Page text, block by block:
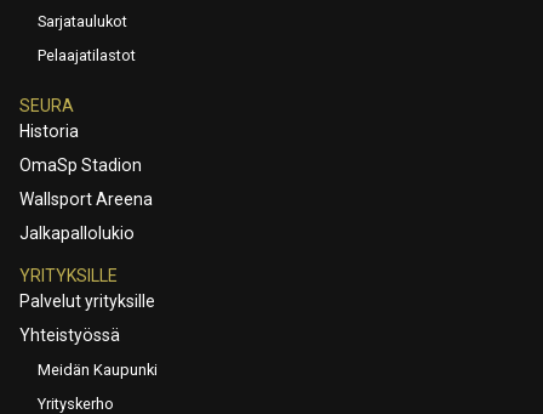
Sarjataulukot
Pelaajatilastot
SEURA
Historia
OmaSp Stadion
Wallsport Areena
Jalkapallolukio
YRITYKSILLE
Palvelut yrityksille
Yhteistyössä
Meidän Kaupunki
Yrityskerho